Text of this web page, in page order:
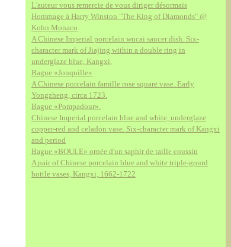
L'auteur vous remercie de vous diriger désormais
Hommage à Harry Winston "The King of Diamonds" @
Kohn Monaco
A Chinese Imperial porcelain wucai saucer dish. Six-
character mark of Jiajing within a double ring in
underglaze blue, Kangxi,
Bague «Jonquille»
A Chinese porcelain famille rose square vase. Early
Yongzheng, circa 1723.
Bague «Pompadour».
Chinese Imperial porcelain blue and white, underglaze
copper-red and celadon vase. Six-character mark of Kangxi
and period
Bague «BOULE» ornée d'un saphir de taille coussin
A pair of Chinese porcelain blue and white triple-gourd
bottle vases, Kangxi, 1662-1722